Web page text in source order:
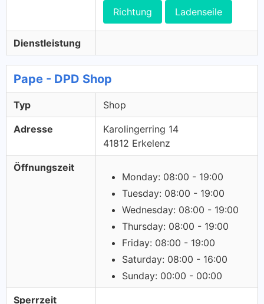
Richtung Ladenseile
Dienstleistung
Pape - DPD Shop
Typ Shop
Adresse
Karolingerring 14
41812 Erkelenz
Öffnungszeit
Monday: 08:00 - 19:00
Tuesday: 08:00 - 19:00
Wednesday: 08:00 - 19:00
Thursday: 08:00 - 19:00
Friday: 08:00 - 19:00
Saturday: 08:00 - 16:00
Sunday: 00:00 - 00:00
Sperrzeit